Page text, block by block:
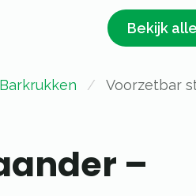
Bekijk
Barkrukken
Voorzetbar
–